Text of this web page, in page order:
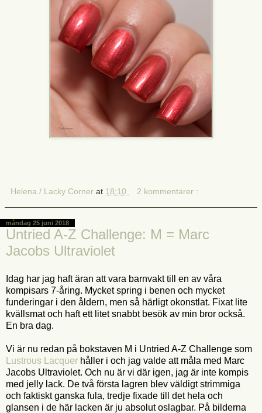
Helena / Lacky Corner at 18:10 2 kommentarer :
måndag 25 juni 2018
Untried A-Z Challenge: M = Marc
Jacobs Ultraviolet
Idag har jag haft äran att vara barnvakt till en av våra
kompisars 7-åring. Mycket spring i benen och mycket
funderingar i den åldern, men så härligt okonstlat. Fixat lite
kvällsmat och haft ett litet snabbt besök av min bror också.
En bra dag.
Vi är nu redan på bokstaven M i Untried A-Z Challenge som
Lustrous Lacquer håller i och jag valde att måla med Marc
Jacobs Ultraviolet. Och nu är vi där igen, jag är inte kompis
med jelly lack. De två första lagren blev väldigt strimmiga
och faktiskt ganska fula, tredje fixade till det hela och
glansen i de här lacken är ju absolut oslagbar. På bilderna